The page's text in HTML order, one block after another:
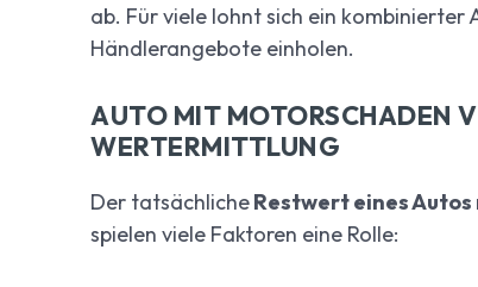
ab. Für viele lohnt sich ein
Händlerangebote einholen.
AUTO MIT MOTORSCHADEN
WERTERMITTLUNG
Der tatsächlicheRestwert eines
spielen viele Faktoren eine Rolle: